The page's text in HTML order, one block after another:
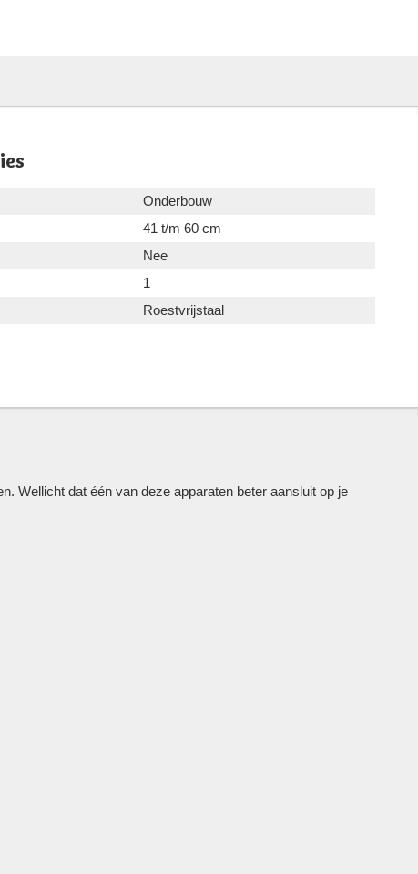
Onderbouw
41 t/m 60 cm
Nee
1
Roestvrijstaal
Wellicht dat één van deze apparaten beter aansluit op je